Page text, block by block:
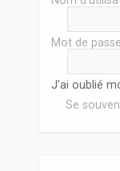
Mot de
J’ai oublié
Se